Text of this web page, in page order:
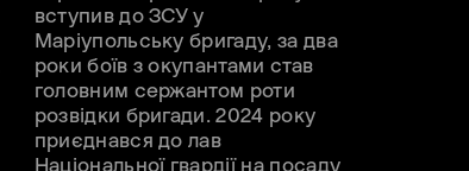
вступив до ЗСУ у
Маріупольську бригаду, за два
роки боїв з окупантами став
головним сержантом роти
розвідки бригади. 2024 року
приєднався до лав
Національної гвардії на посаду